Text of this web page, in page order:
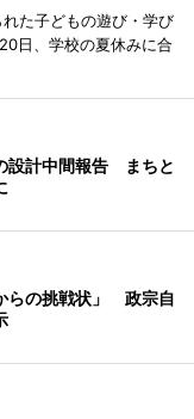
た子どもの遊び・学び
日、学校の夏休みに合
設計中間報告 まちと
らの挑戦状」 政宗自